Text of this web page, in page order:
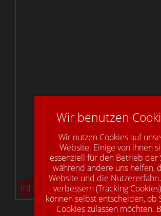
Info: Bolzentreppen
Wir benutzen
Wir nutzen Cookies auf
Website. Einige von ihnen
essenziell für den Betrieb der
während andere uns helfen,
Website und die
verbessern (Tracking
können selbst entscheiden, ob
Cookies zulassen möchten.